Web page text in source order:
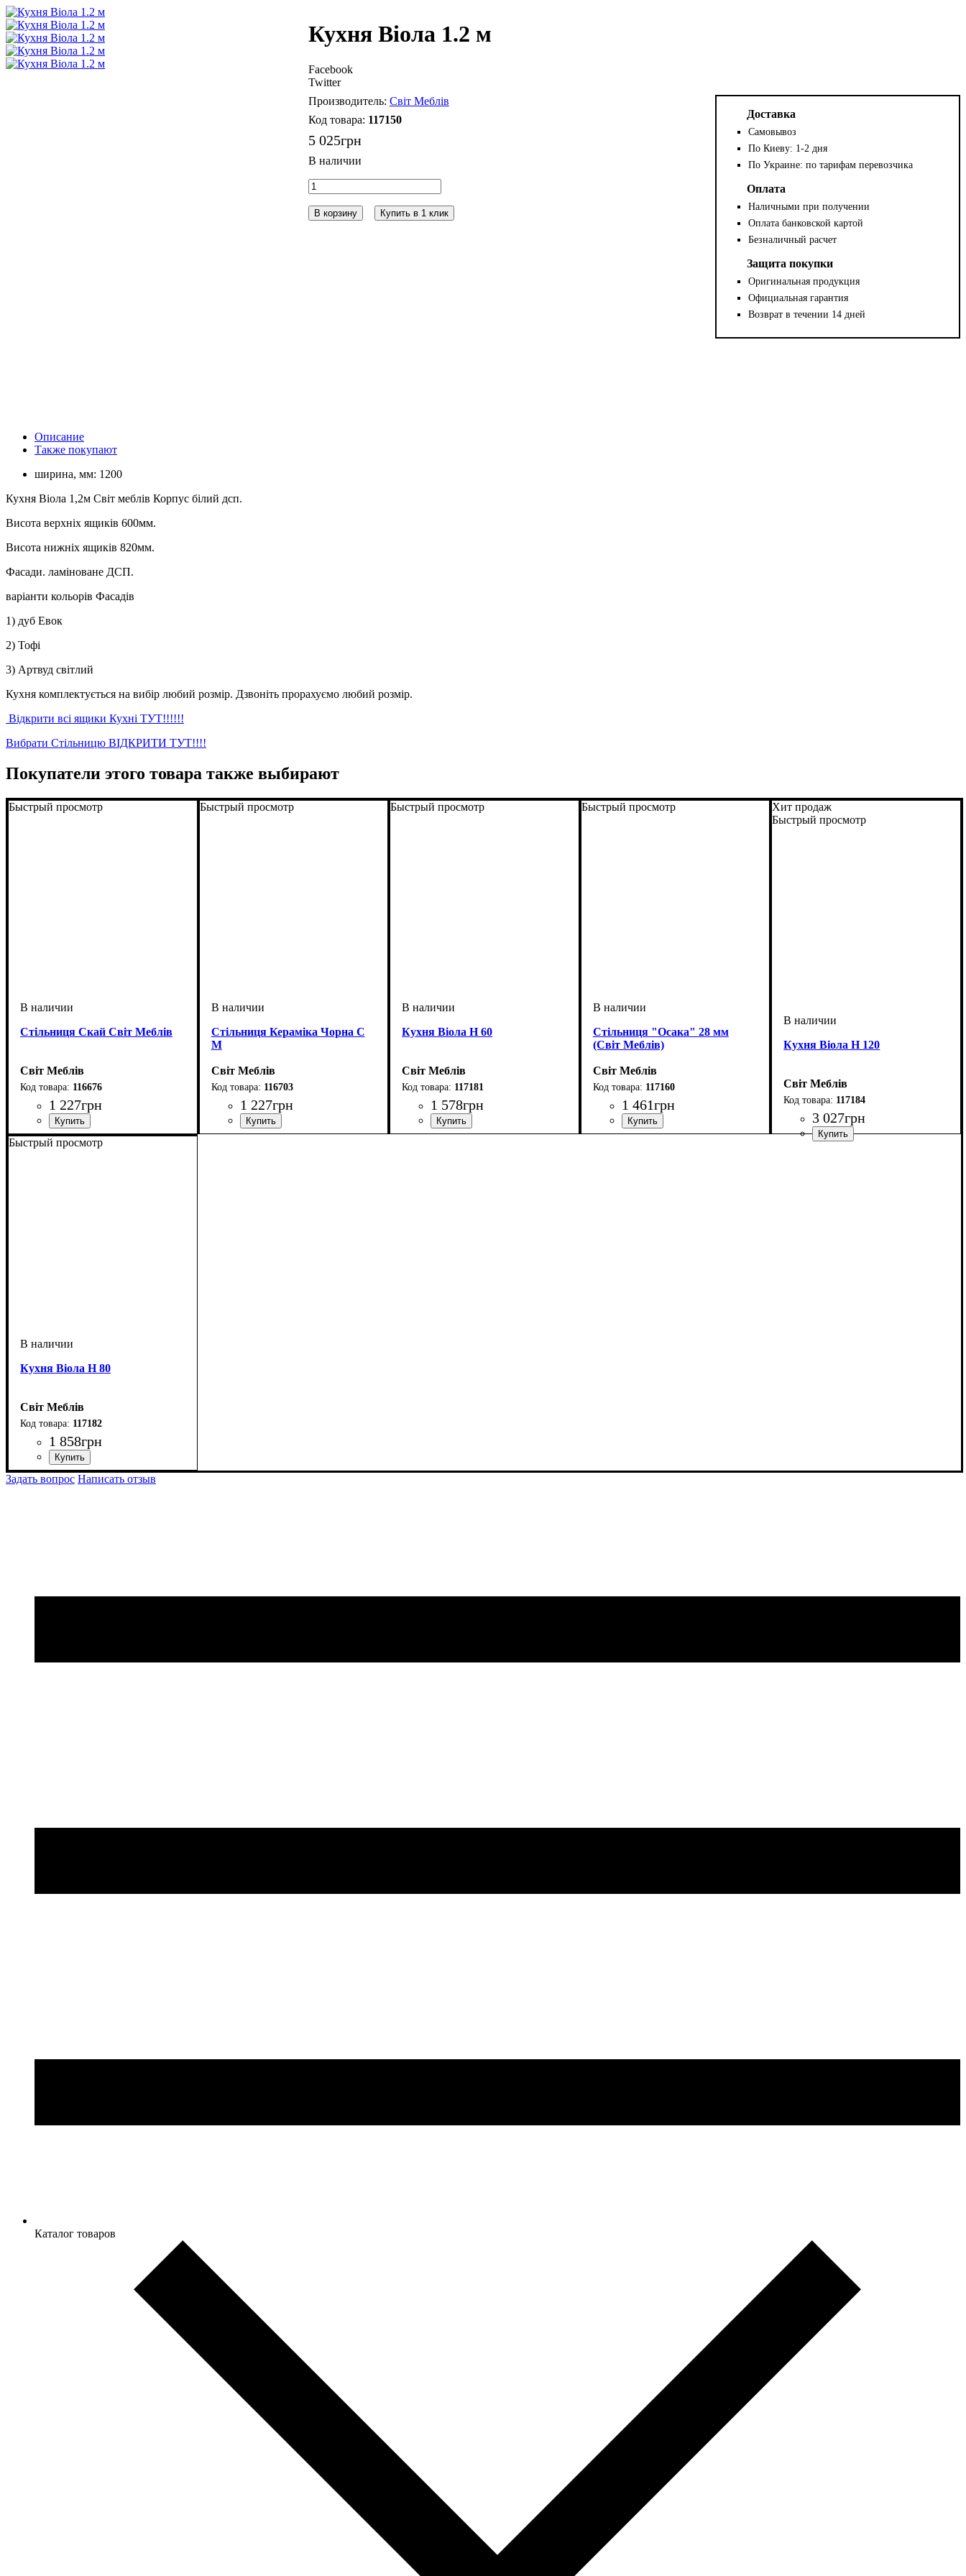
Кухня Віола 1.2 м
Facebook
Twitter
Світ Меблів
117150
5 025грн
В корзину Купить в 1 клик
Доставка
Самовывоз
По Киеву: 1-2 дня
По Украине: по тарифам перевозчика
Оплата
Наличными при получении
Оплата банковской картой
Безналичный расчет
Защита покупки
Оригинальная продукция
Официальная гарантия
Возврат в течении 14 дней
Описание
Также покупают
ширина, мм: 1200
Кухня Віола 1,2м Світ меблів Корпус білий дсп.
Висота верхніх ящиків 600мм.
Висота нижніх ящиків 820мм.
Фасади. ламіноване ДСП.
варіанти кольорів Фасадів
1) дуб Евок
2) Тофі
3) Артвуд світлий
Кухня комплектується на вибір любий розмір. Дзвоніть прорахуємо любий розмір.
Відкрити всі ящики Кухні ТУТ!!!!!!
Вибрати Стільницю ВІДКРИТИ ТУТ!!!!
Покупатели этого товара также выбирают
Быстрый просмотр
Стільниця Скай Світ Меблів
Світ Меблів
116676
1 227грн
ширина, мм: 1000
высота, мм: 28
глубина, мм: 600
Быстрый просмотр
Стільниця Кераміка Чорна С
М
Світ Меблів
116703
1 227грн
ширина, мм: 1000
высота, мм: 28
глубина, мм: 600
Быстрый просмотр
Кухня Віола Н 60
Світ Меблів
117181
1 578грн
ширина, мм: 600
высота, мм: 820
глубина, мм: 460
Быстрый просмотр
Стільниця "Осака" 28 мм
(Світ Меблів)
Світ Меблів
117160
1 461грн
ширина, мм: 1000
высота, мм: 28
глубина, мм: 600
Хит продаж
Быстрый просмотр
Кухня Віола Н 120
Світ Меблів
117184
3 027грн
Быстрый просмотр
Кухня Віола Н 80
Світ Меблів
117182
1 858грн
ширина, мм: 800
высота, мм: 820
глубина, мм: 460
Задать вопрос Написать отзыв
Каталог товаров